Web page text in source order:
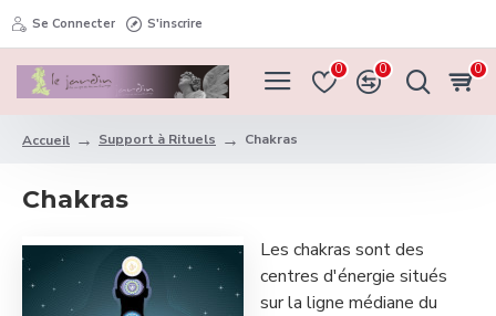
Se Connecter S'inscrire
0 0 0
Accueil Support à Rituels Chakras
Chakras
Les chakras sont des
centres d'énergie situés
sur la ligne médiane du